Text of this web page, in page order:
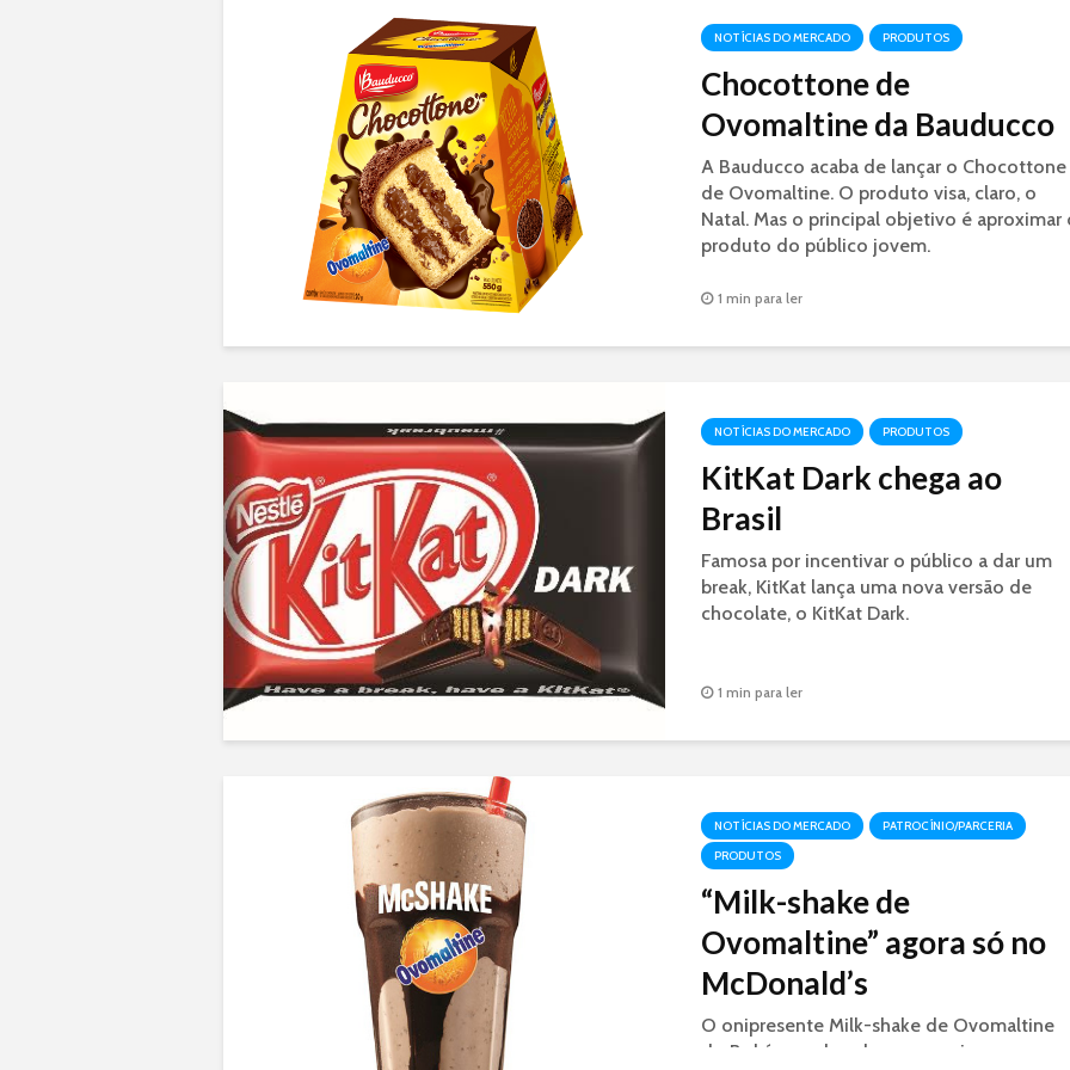
NOTÍCIAS DO MERCADO PRODUTOS
Chocottone de
Ovomaltine da Bauducco
A Bauducco acaba de lançar o Chocottone
de Ovomaltine. O produto visa, claro, o
Natal. Mas o principal objetivo é aproximar
produto do público jovem.
1 min para ler
NOTÍCIAS DO MERCADO PRODUTOS
KitKat Dark chega ao
Brasil
Famosa por incentivar o público a dar um
break, KitKat lança uma nova versão de
chocolate, o KitKat Dark.
1 min para ler
NOTÍCIAS DO MERCADO
PATROCÍNIO/PARCERIA
PRODUTOS
“Milk-shake de
Ovomaltine” agora só no
McDonald’s
O onipresente Milk-shake de Ovomaltine
do Bob´s, mudou de casa e vai para a